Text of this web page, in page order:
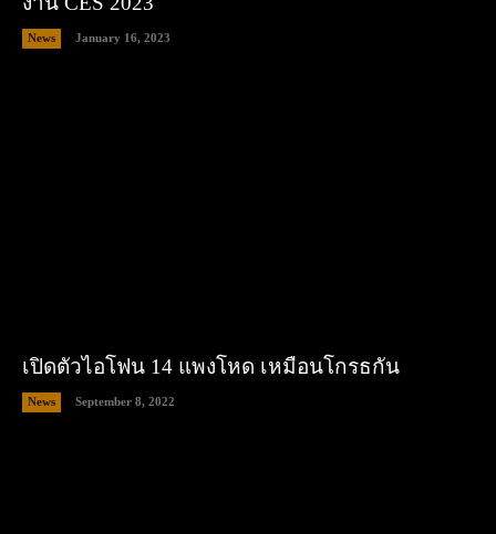
News January 16, 2023
เปิดตัวไอโฟน 14 แพงโหด เหมือนโกรธกัน
News September 8, 2022